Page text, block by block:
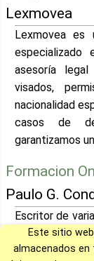
Lexmovea
Lexmovea es
especializado
asesoría
visados,
nacionalidad
casos de
garantizamos
Formacion
Paulo G.
Escritor de
deEste sitio
almacenados en